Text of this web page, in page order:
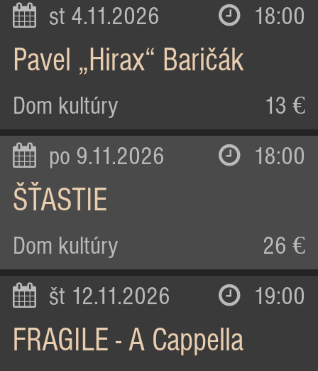
st 4.11.2026 18:00
Pavel „Hirax“ Baričák
Dom kultúry 13 €
po 9.11.2026 18:00
ŠŤASTIE
Dom kultúry 26 €
št 12.11.2026 19:00
FRAGILE - A Cappella